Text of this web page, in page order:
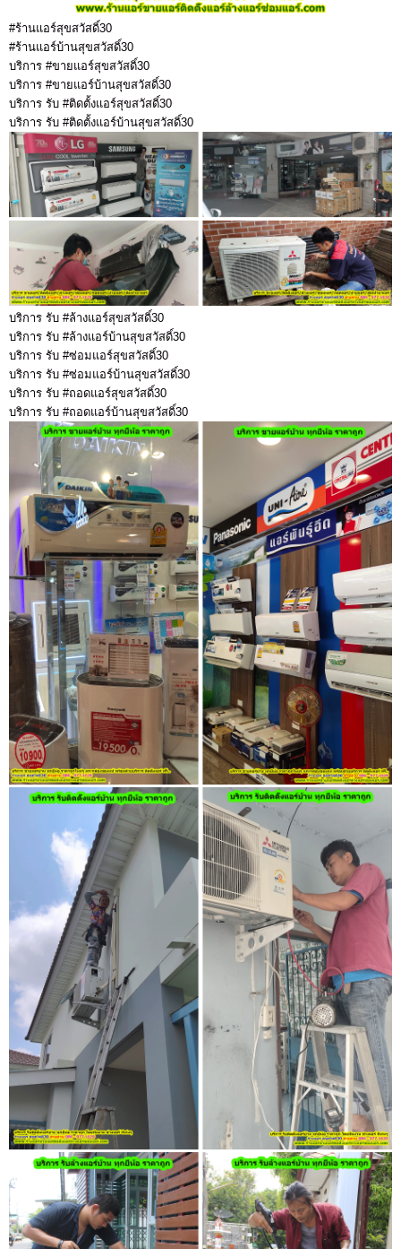
#ร้านแอร์สุขสวัสดิ์30
#ร้านแอร์บ้านสุขสวัสดิ์30
บริการ #ขายแอร์สุขสวัสดิ์30
บริการ #ขายแอร์บ้านสุขสวัสดิ์30
บริการ รับ #ติดตั้งแอร์สุขสวัสดิ์30
บริการ รับ #ติดตั้งแอร์บ้านสุขสวัสดิ์30
บริการ รับ #ล้างแอร์สุขสวัสดิ์30
บริการ รับ #ล้างแอร์บ้านสุขสวัสดิ์30
บริการ รับ #ซ่อมแอร์สุขสวัสดิ์30
บริการ รับ #ซ่อมแอร์บ้านสุขสวัสดิ์30
บริการ รับ #ถอดแอร์สุขสวัสดิ์30
บริการ รับ #ถอดแอร์บ้านสุขสวัสดิ์30